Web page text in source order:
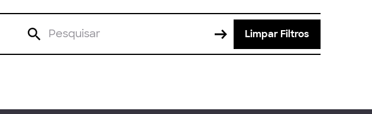
Limpar Filtros